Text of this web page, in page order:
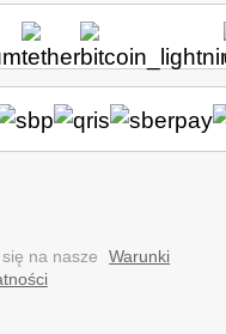
na nasze
Warunki